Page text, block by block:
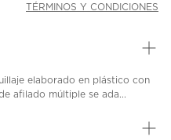
TÉRMINOS Y CONDICIONES
elaborado en plástico con
afilado múltiple se ada...